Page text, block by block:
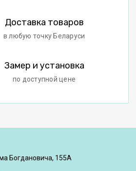
Доставка товаров
в любую точку Беларуси
Замер и установка
по доступной цене
Богдановича, 155А